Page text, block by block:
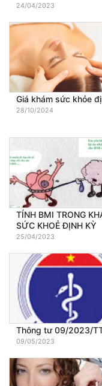
24/04/2023
Giá khám sức khỏe
28/10/2024
TÍNH BMI TRONG
SỨC KHOẺ ĐỊNH KỲ
25/04/2023
Thông tư 09/2023/
09/05/2023